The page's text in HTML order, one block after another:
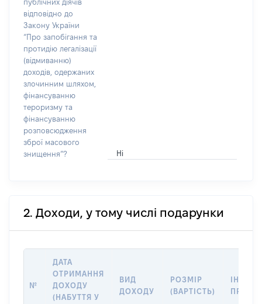
публічних діячів
відповідно до
Закону України
“Про запобігання та
протидію легалізації
(відмиванню)
доходів, одержаних
злочинним шляхом,
фінансуванню
тероризму та
фінансуванню
розповсюдження
зброї масового
знищення”?
Ні
2. Доходи, у тому числі подарунки
№
ДАТА
ОТРИМАННЯ
ДОХОДУ
(НАБУТТЯ У
ВИД
ДОХОДУ
РОЗМІР
(ВАРТІСТЬ)
ПРО